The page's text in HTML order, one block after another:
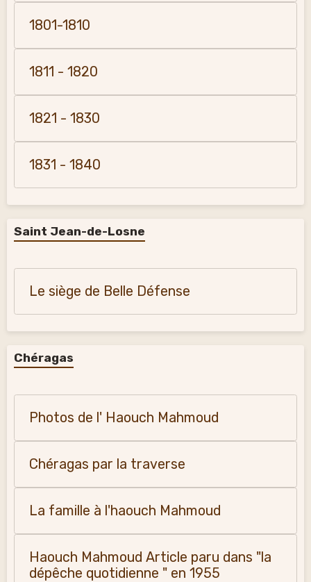
1801-1810
1811 - 1820
1821 - 1830
1831 - 1840
Saint Jean-de-Losne
Le siège de Belle Défense
Chéragas
Photos de l' Haouch Mahmoud
Chéragas par la traverse
La famille à l'haouch Mahmoud
Haouch Mahmoud Article paru dans "la
dépêche quotidienne " en 1955